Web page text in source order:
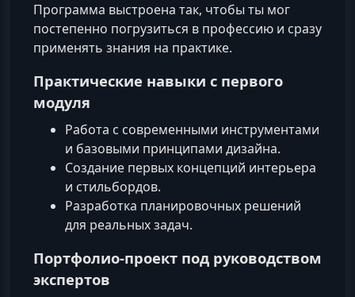
Программа выстроена так, чтобы ты мог
постепенно погрузиться в профессию и сразу
применять знания на практике.
Практические навыки с первого
модуля
Работа с современными инструментами
и базовыми принципами дизайна.
Создание первых концепций интерьера
и стильбордов.
Разработка планировочных решений
для реальных задач.
Портфолио-проект под руководством
экспертов